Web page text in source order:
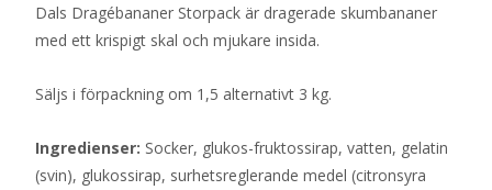
Dals Dragébananer Storpack är dragerade skumbananer
med ett krispigt skal och mjukare insida.
Säljs i förpackning om 1,5 alternativt 3 kg.
Ingredienser: Socker, glukos-fruktossirap, vatten, gelatin
(svin), glukossirap, surhetsreglerande medel (citronsyra